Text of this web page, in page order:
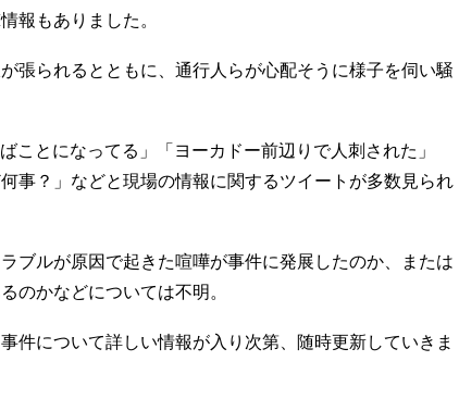
報もありました。
張られるとともに、通行人らが心配そうに様子を伺い騒
ことになってる」「ヨーカドー前辺りで人刺された」
何事？」などと現場の情報に関するツイートが多数見られ
ブルが原因で起きた喧嘩が事件に発展したのか、または
のかなどについては不明。
件について詳しい情報が入り次第、随時更新していきま